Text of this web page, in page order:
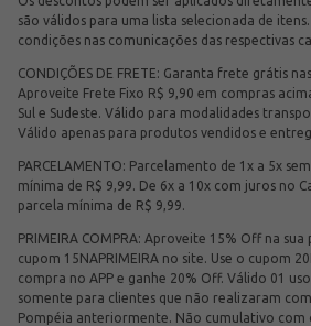
são válidos para uma lista selecionada de
condições nas comunicações das respectivas
CONDIÇÕES DE FRETE: Garanta frete grátis
Aproveite Frete Fixo R$ 9,90 em compras
Sul e Sudeste. Válido para modalidades
Válido apenas para produtos vendidos e
PARCELAMENTO: Parcelamento de 1x a 5x
mínima de R$ 9,99. De 6x a 10x com juros no
parcela mínima de R$ 9,99.
PRIMEIRA COMPRA: Aproveite 15% Off na
cupom 15NAPRIMEIRA no site. Use o cupom
compra no APP e ganhe 20% Off. Válido 01
somente para clientes que não realizaram
Pompéia anteriormente. Não cumulativo com